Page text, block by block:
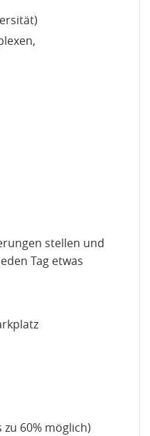
stellen und
Tag etwas
60% möglich)